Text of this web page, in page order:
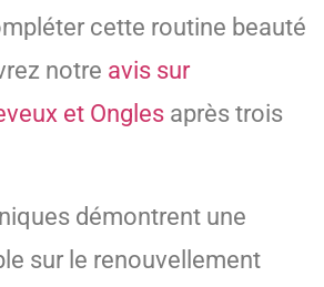
cette routine beauté
notre avis sur
et Ongles après trois
démontrent une
sur le renouvellement